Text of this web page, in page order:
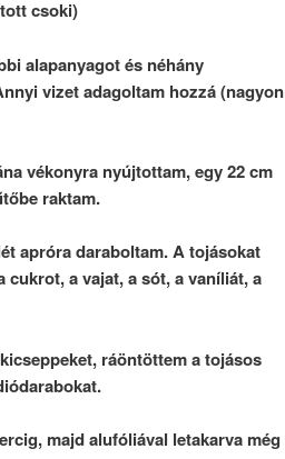
csoki)
alapanyagot és néhány
vizet adagoltam hozzá (nagyon
vékonyra nyújtottam, egy 22 cm
raktam.
apróra daraboltam. A tojásokat
a vajat, a sót, a vaníliát, a
ráöntöttem a tojásos
majd alufóliával letakarva még